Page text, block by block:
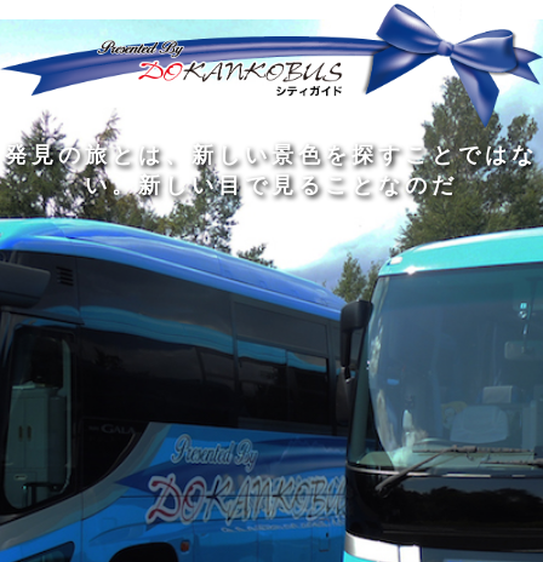
旅 の 程 に こそ価値があ る
発見の旅と は 新 し い景色を探す ことではな
い。 新 しい目 で見 る こ と なのだ
人間の幅を広 げる ものは3つある。人と会
い、 本 を読み 、旅 を す る ことだ
私は旅 をす るために旅をする
旅 の 程 に こそ価値があ る
どんなに洗 練 れ た 大人の中にも 、外に出た
くてし ょうがない小さな 子供がいる
旅をするの は 着 す るためではな く、旅をす
るた めで あ る
旅は 真 知 識 の大きな泉で ある